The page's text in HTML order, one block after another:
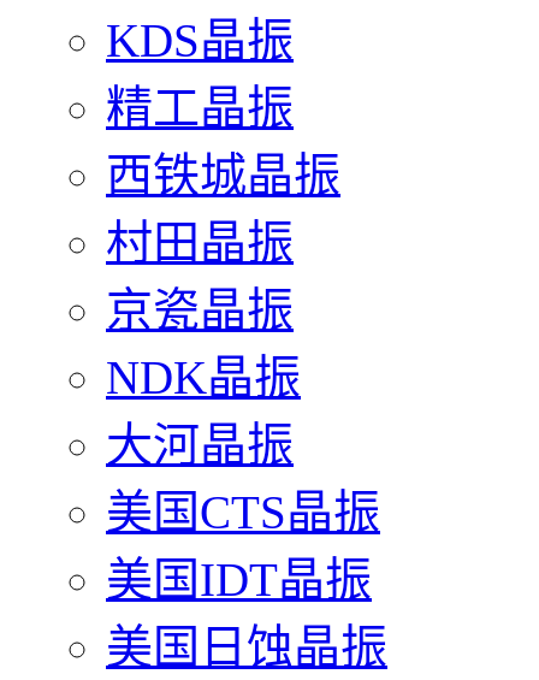
KDS晶振
精工晶振
西铁城晶振
村田晶振
京瓷晶振
NDK晶振
大河晶振
美国CTS晶振
美国IDT晶振
美国日蚀晶振